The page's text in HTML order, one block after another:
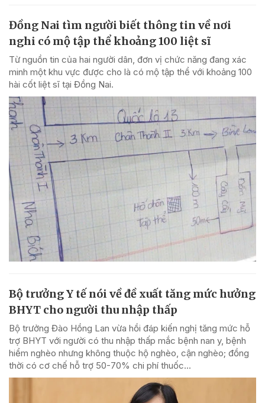
Đồng Nai tìm người biết thông tin về nơi
nghi có mộ tập thể khoảng 100 liệt sĩ
Từ nguồn tin của hai người dân, đơn vị chức năng đang xác
minh một khu vực được cho là có mộ tập thể với khoảng 100
hài cốt liệt sĩ tại Đồng Nai.
Bộ trưởng Y tế nói về đề xuất tăng mức hưởng
BHYT cho người thu nhập thấp
Bộ trưởng Đào Hồng Lan vừa hồi đáp kiến nghị tăng mức hỗ
trợ BHYT với người có thu nhập thấp mắc bệnh nan y, bệnh
hiểm nghèo nhưng không thuộc hộ nghèo, cận nghèo; đồng
thời có cơ chế hỗ trợ 50-70% chi phí thuốc...